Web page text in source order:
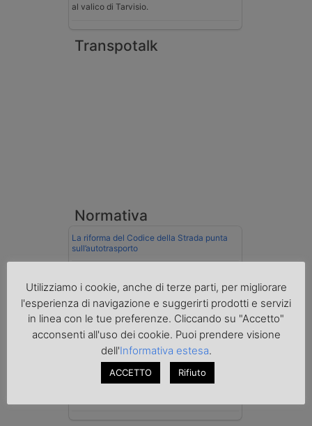
al valico di Tarvisio.
Transpotalk
Normativa
La riforma del Codice della Strada punta
sull’autotrasporto
col muletto
Cassazione conferma validità multe per
velocità col cronotachigrafo
La Cassazione conferma la qualifica di
spedizioniere-vettore
Utilizziamo i cookie, anche di terze parti, per migliorare
l'esperienza di navigazione e suggerirti prodotti e servizi
in linea con le tue preferenze. Cliccando su "Accetto"
acconsenti all'uso dei cookie. Puoi prendere visione
dell'Informativa estesa.
ACCETTO Rifiuto